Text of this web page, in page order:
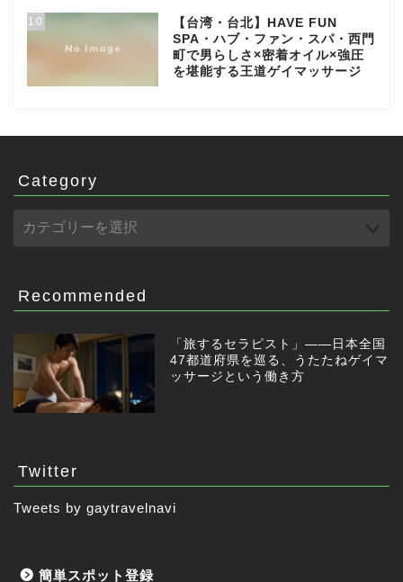
10
【台湾・台北】HAVE FUN
SPA・ハブ・ファン・スパ・西門
町で男らしさ×密着オイル×強圧
を堪能する王道ゲイマッサージ
Category
Recommended
「旅するセラピスト」——日本全国
47都道府県を巡る、うたたねゲイマ
ッサージという働き方
Twitter
Tweets by gaytravelnavi
簡単スポット登録